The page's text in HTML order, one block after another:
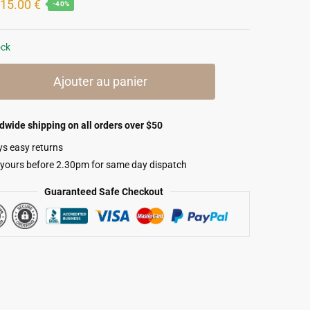
Le
:
15.00 €Le
est :
15.00 €.
-40%
Ajouter au panier
shipping on all orders over $50
easy returns
before 2.30pm for same day dispatch
Guaranteed Safe Checkout